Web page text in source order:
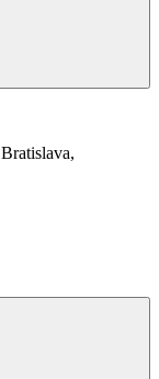
Bratislava,